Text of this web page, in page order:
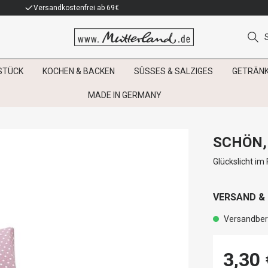
Versandkostenfrei ab 69€
KOCHEN & BACKEN SÜSSES & SALZIGES
MADE IN GERMANY
Glückslicht im
VERSAND &
3,30